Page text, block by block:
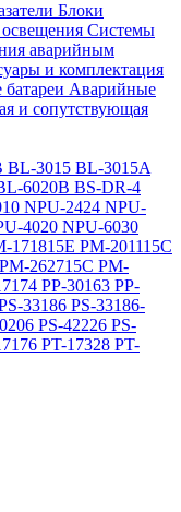
Блоки
Системы
аварийным
и комплектация
Аварийные
и сопутствующая
BL-3015 BL-3015A
6020B BS-DR-4
NPU-2424 NPU-
4020 NPU-6030
171815E PM-201115C
PM-262715C PM-
PP-30163 PP-
33186 PS-33186-
PS-42226 PS-
PT-17328 PT-